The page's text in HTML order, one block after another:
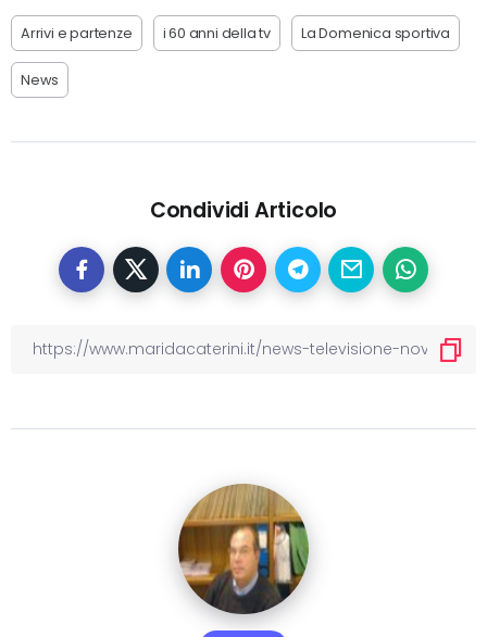
Arrivi e partenze i 60 anni della tv La Domenica sportiva
News
Condividi Articolo